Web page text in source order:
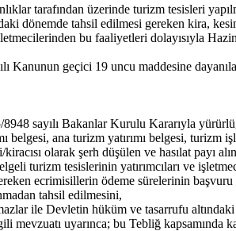
tarafından üzerinde turizm tesisleri
dönemde tahsil edilmesi gereken kira,
bu faaliyetleri dolayısıyla
geçici 19 uncu maddesine
8948 sayılı Bakanlar Kurulu Kararıyla
belgesi, ana turizm yatırımı belgesi,
olarak şerh düşülen ve hasılat payı
turizm tesislerinin yatırımcıları ve
ecrimisillerin ödeme sürelerinin
tahsil edilmesini,
ile Devletin hüküm ve tasarrufu
mevzuatı uyarınca; bu Tebliğ